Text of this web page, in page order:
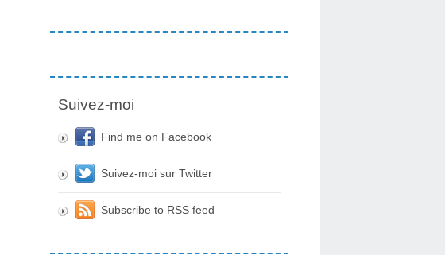
Suivez-moi
Find me on Facebook
Suivez-moi sur Twitter
Subscribe to RSS feed